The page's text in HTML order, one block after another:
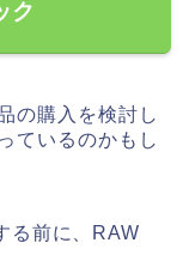
ク
の購入を検討し
ているのかもし
る前に、RAW